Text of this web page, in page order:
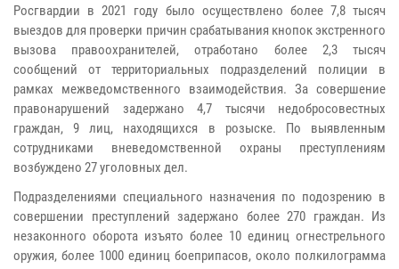
Росгвардии в 2021 году было осуществлено более 7,8 тысяч
выездов для проверки причин срабатывания кнопок экстренного
вызова правоохранителей, отработано более 2,3 тысяч
сообщений от территориальных подразделений полиции в
рамках межведомственного взаимодействия. За совершение
правонарушений задержано 4,7 тысячи недобросовестных
граждан, 9 лиц, находящихся в розыске. По выявленным
сотрудниками вневедомственной охраны преступлениям
возбуждено 27 уголовных дел.
Подразделениями специального назначения по подозрению в
совершении преступлений задержано более 270 граждан. Из
незаконного оборота изъято более 10 единиц огнестрельного
оружия, более 1000 единиц боеприпасов, около полкилограмма